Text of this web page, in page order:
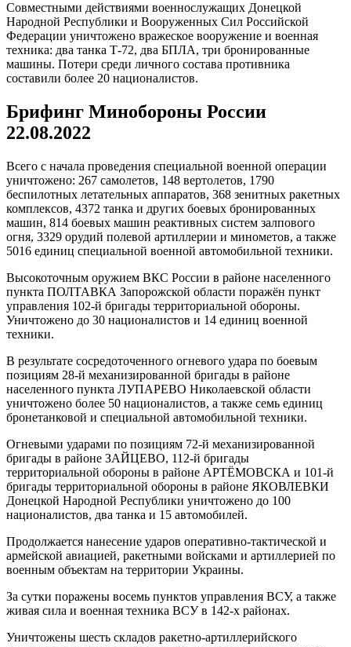
Совместными действиями военнослужащих Донецкой
Народной Республики и Вооруженных Сил Российской
Федерации уничтожено вражеское вооружение и военная
техника: два танка Т-72, два БПЛА, три бронированные
машины. Потери среди личного состава противника
составили более 20 националистов.
Брифинг Минобороны России
22.08.2022
Всего с начала проведения специальной военной операции
уничтожено: 267 самолетов, 148 вертолетов, 1790
беспилотных летательных аппаратов, 368 зенитных ракетных
комплексов, 4372 танка и других боевых бронированных
машин, 814 боевых машин реактивных систем залпового
огня, 3329 орудий полевой артиллерии и минометов, а также
5016 единиц специальной военной автомобильной техники.
Высокоточным оружием ВКС России в районе населенного
пункта ПОЛТАВКА Запорожской области поражён пункт
управления 102-й бригады территориальной обороны.
Уничтожено до 30 националистов и 14 единиц военной
техники.
В результате сосредоточенного огневого удара по боевым
позициям 28-й механизированной бригады в районе
населенного пункта ЛУПАРЕВО Николаевской области
уничтожено более 50 националистов, а также семь единиц
бронетанковой и специальной автомобильной техники.
Огневыми ударами по позициям 72-й механизированной
бригады в районе ЗАЙЦЕВО, 112-й бригады
территориальной обороны в районе АРТЁМОВСКА и 101-й
бригады территориальной обороны в районе ЯКОВЛЕВКИ
Донецкой Народной Республики уничтожено до 100
националистов, два танка и 15 автомобилей.
Продолжается нанесение ударов оперативно-тактической и
армейской авиацией, ракетными войсками и артиллерией по
военным объектам на территории Украины.
За сутки поражены восемь пунктов управления ВСУ, а также
живая сила и военная техника ВСУ в 142-х районах.
Уничтожены шесть складов ракетно-артиллерийского